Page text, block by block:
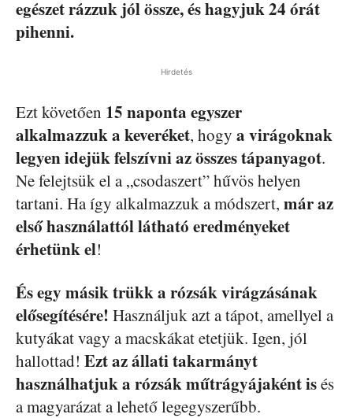
egészet rázzuk jól össze, és hagyjuk 24 órát
pihenni.
Hirdetés
Ezt követően 15 naponta egyszer
alkalmazzuk a keveréket, hogy a virágoknak
legyen idejük felszívni az összes tápanyagot.
Ne felejtsük el a „csodaszert” hűvös helyen
tartani. Ha így alkalmazzuk a módszert, már az
első használattól látható eredményeket
érhetünk el!
És egy másik trükk a rózsák virágzásának
elősegítésére! Használjuk azt a tápot, amellyel a
kutyákat vagy a macskákat etetjük. Igen, jól
hallottad! Ezt az állati takarmányt
használhatjuk a rózsák műtrágyájaként isés
a magyarázat a lehető legegyszerűbb.